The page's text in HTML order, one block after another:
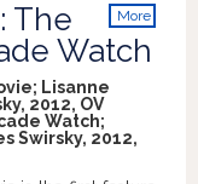
More
info
The
Watch
Lisanne
2012, OV
Watch;
Swirsky, 2012,